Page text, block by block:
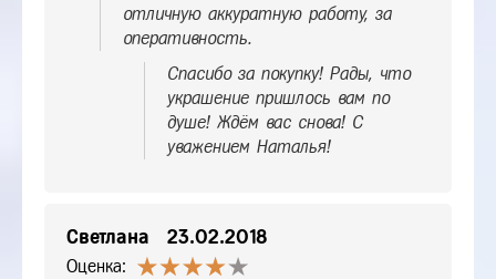
отличную аккуратную работу, за
оперативность.
Спасибо за покупку! Рады, что
украшение пришлось вам по
душе! Ждём вас снова! С
уважением Наталья!
Светлана 23.02.2018
Оценка: